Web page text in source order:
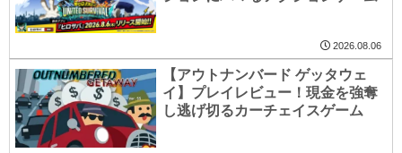
2026.08.06
【アウトナンバード ゲッタウェ
イ】プレイレビュー！現金を強奪
し逃げ切るカーチェイスゲーム